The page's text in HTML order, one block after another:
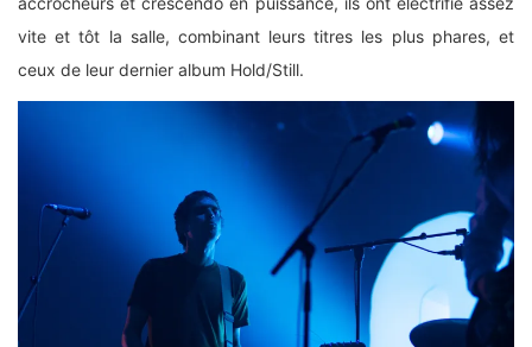
vite et tôt la salle, combinant leurs titres les plus phares, et
ceux de leur dernier album Hold/Still.